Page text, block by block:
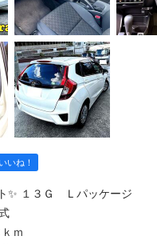
いいね！
✨ １３Ｇ　Ｌパッケージ
ｍ